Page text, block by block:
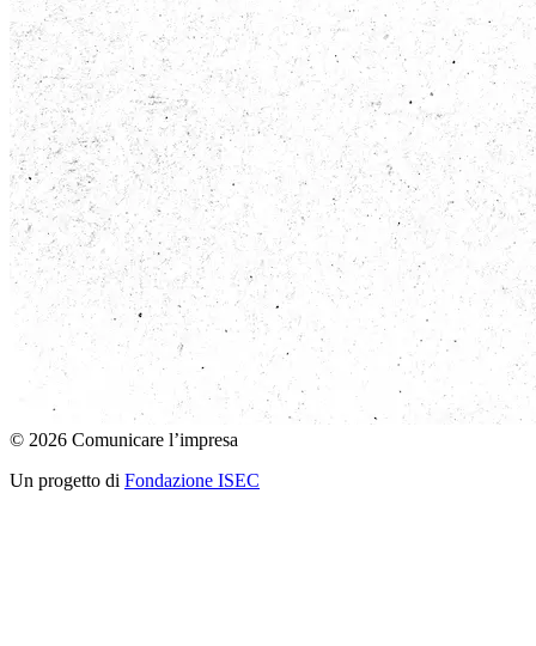
© 2026 Comunicare l’impresa
Un progetto di Fondazione ISEC